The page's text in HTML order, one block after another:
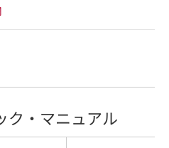
ク・マニュアル